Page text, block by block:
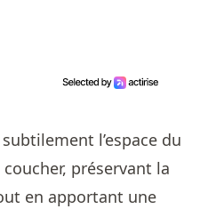
l’espace du
préservant la
en apportant une